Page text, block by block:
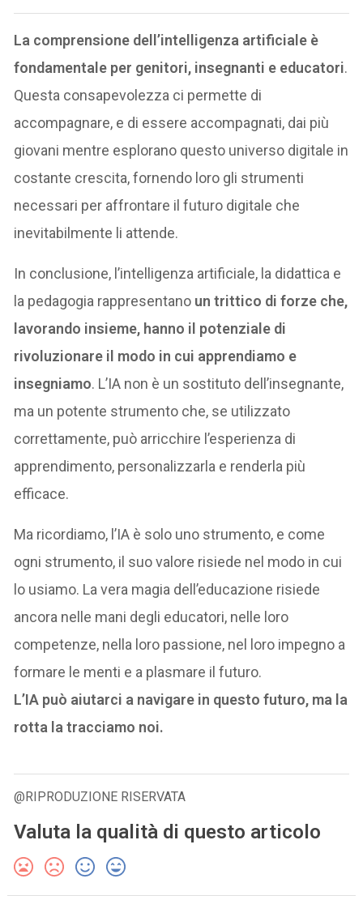
La comprensione dell’intelligenza artificiale è
fondamentale per genitori, insegnanti e educatori.
Questa consapevolezza ci permette di
accompagnare, e di essere accompagnati, dai più
giovani mentre esplorano questo universo digitale in
costante crescita, fornendo loro gli strumenti
necessari per affrontare il futuro digitale che
inevitabilmente li attende.
In conclusione, l’intelligenza artificiale, la didattica e
la pedagogia rappresentano un trittico di forze che,
lavorando insieme, hanno il potenziale di
rivoluzionare il modo in cui apprendiamo e
insegniamo. L’IA non è un sostituto dell’insegnante,
ma un potente strumento che, se utilizzato
correttamente, può arricchire l’esperienza di
apprendimento, personalizzarla e renderla più
efficace.
Ma ricordiamo, l’IA è solo uno strumento, e come
ogni strumento, il suo valore risiede nel modo in cui
lo usiamo. La vera magia dell’educazione risiede
ancora nelle mani degli educatori, nelle loro
competenze, nella loro passione, nel loro impegno a
formare le menti e a plasmare il futuro.
L’IA può aiutarci a navigare in questo futuro, ma la
rotta la tracciamo noi.
@RIPRODUZIONE RISERVATA
Valuta la qualità di questo articolo